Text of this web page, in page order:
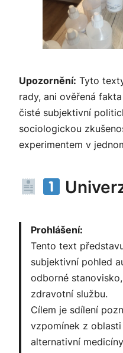
Upozornění: Tyto
rady, ani ověřená
čisté subjektivní
sociologickou
experimentem v
Prohlášení:
Tento text
subjektivní pohled
odborné
zdravotní službu.
Cílem je sdílení
vzpomínek z
alternativní